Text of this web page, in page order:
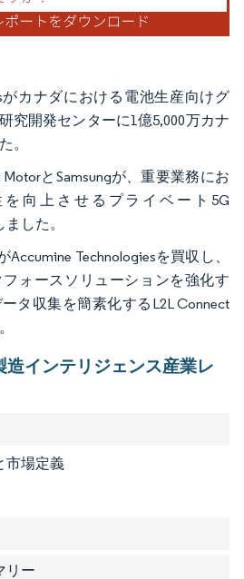
がカナダにおける電池生産向けグ
究開発センターに1億5,000万カナ
。
とSamsungが、重要業務にお
向上させるプライベート5G
した。
Accumine Technologiesを買収し、
ォースソリューションを強化す
タ収集を簡素化するL2L Connect
造インテリジェンス産業レ
市場定義
リー